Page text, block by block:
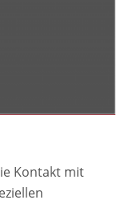
Kontakt mit